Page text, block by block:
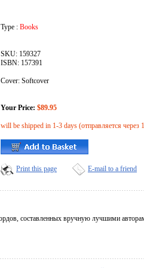
Type : Books
SKU: 159327
ISBN: 157391
Cover: Softcover
Your Price: $89.95
will be shipped in 1-3 days (отправляется через
Print this page E-mail to a friend
составленных вручную лучшими